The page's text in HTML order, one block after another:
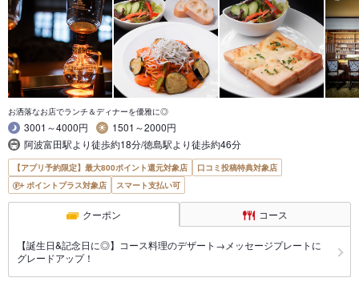
お洒落なお店でランチ＆ディナーを優雅に◎
3001～4000円
1501～2000円
阿波富田駅より徒歩約18分/徳島駅より徒歩約46分
【アプリ予約限定】最大800ポイント還元対象店
口コミ投稿特典対象店
ポイントプラス対象店
スマート支払い可
クーポン コース
【誕生日&記念日に◎】コース料理のデザート→メッセージプレートに
グレードアップ！